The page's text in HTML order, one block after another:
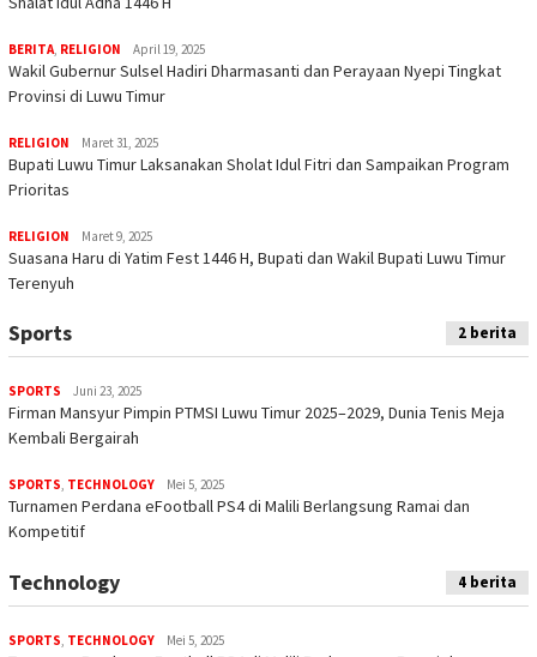
BERITA RELIGION April 19, 2025
Wakil Gubernur Sulsel Hadiri Dharmasanti dan Perayaan Nyepi Tingkat
Provinsi di Luwu Timur
RELIGION Maret 31, 2025
Bupati Luwu Timur Laksanakan Sholat Idul Fitri dan Sampaikan Program
Prioritas
RELIGION Maret 9, 2025
Suasana Haru di Yatim Fest 1446 H, Bupati dan Wakil Bupati Luwu Timur
Terenyuh
Sports 2 berita
SPORTS Juni 23, 2025
Firman Mansyur Pimpin PTMSI Luwu Timur 2025–2029, Dunia Tenis Meja
Kembali Bergairah
SPORTS, TECHNOLOGY Mei 5, 2025
Turnamen Perdana eFootball PS4 di Malili Berlangsung Ramai dan
Kompetitif
Technology 4 berita
SPORTS TECHNOLOGY Mei 5, 2025